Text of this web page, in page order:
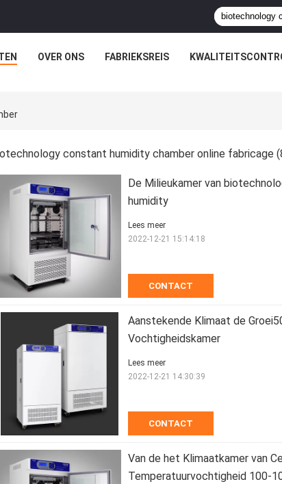
OVER ONS FABRIEKSREIS
constant humidity chamber online fabricage
De Milieukamer van
humidity
CONTACT
Lees meer
2022-12-21 15:14:18
Aanstekende Klimaat de
Vochtigheidskamer
CONTACT
Lees meer
2022-12-21 14:30:39
Van de het Klimaatkamer van
Temperatuurvochtigheid 100-